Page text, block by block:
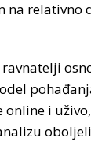
na relativno
i